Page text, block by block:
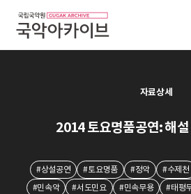
자료상세
2014 토요명품공연: 해
#상설공연 #토요명품 #정악 #수제천
#민속악
#서도민요 #민속무용 #태평